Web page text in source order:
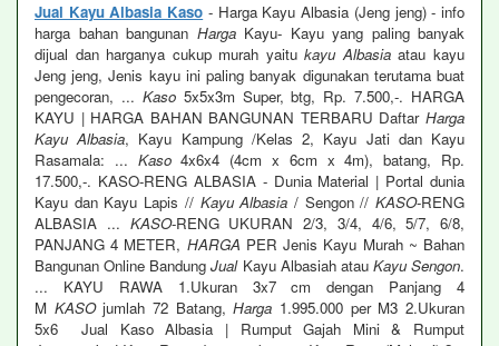
Jual Kayu Albasia Kaso - Harga Kayu Albasia (Jeng jeng) - info
harga bahan bangunan HargaKayu- Kayu yang paling banyak
dijual dan harganya cukup murah yaitukayu Albasiaatau kayu
Jeng jeng, Jenis kayu ini paling banyak digunakan terutama buat
pengecoran, ... Kaso5x5x3m Super, btg, Rp. 7.500,-. HARGA
KAYU | HARGA BAHAN BANGUNAN TERBARU Daftar Harga
Kayu Albasia, Kayu Kampung /Kelas 2, Kayu Jati dan Kayu
Rasamala: ... Kaso4x6x4 (4cm x 6cm x 4m), batang, Rp.
17.500,-. KASO-RENG ALBASIA - Dunia Material | Portal dunia
Kayu dan Kayu Lapis // Kayu Albasia / Sengon //KASO-RENG
ALBASIA ... KASO-RENG UKURAN 2/3, 3/4, 4/6, 5/7, 6/8,
PANJANG 4 METER, HARGA PER Jenis Kayu Murah ~ Bahan
Bangunan Online BandungJualKayu Albasiah atau Kayu Sengon.
... KAYU RAWA 1.Ukuran 3x7 cm dengan Panjang 4
M KASOjumlah 72 Batang,Harga 1.995.000 per M3 2.Ukuran
5x6 Jual Kaso Albasia | Rumput Gajah Mini & Rumput